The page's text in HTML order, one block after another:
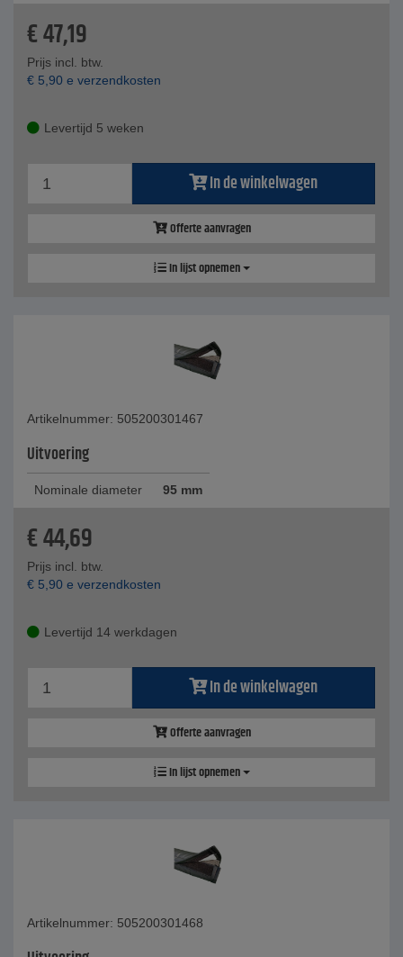
€47,19
Prijs incl. btw.
€ 5,90 e verzendkosten
Levertijd 5 weken
In de winkelwagen
Offerte aanvragen
In lijst opnemen
Artikelnummer: 505200301467
Uitvoering
Nominale diameter 95 mm
€44,69
Prijs incl. btw.
€ 5,90 e verzendkosten
Levertijd 14 werkdagen
In de winkelwagen
Offerte aanvragen
In lijst opnemen
Artikelnummer: 505200301468